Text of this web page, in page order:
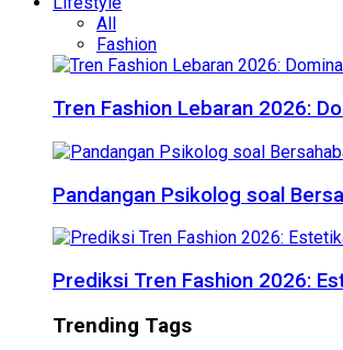
All
Fashion
Tren Fashion Lebaran 2026:
Pandangan Psikolog soal
Prediksi Tren Fashion 2026:
Trending Tags